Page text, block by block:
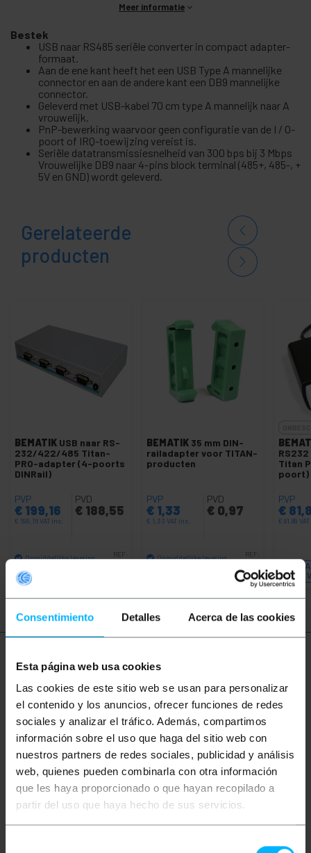
Consentimiento Detalles Acerca de las cookies
Esta página web usa cookies
Las cookies de este sitio web se usan para personalizar
el contenido y los anuncios, ofrecer funciones de redes
sociales y analizar el tráfico. Además, compartimos
información sobre el uso que haga del sitio web con
nuestros partners de redes sociales, publicidad y análisis
web, quienes pueden combinarla con otra información
que les haya proporcionado o que hayan recopilado a
partir del uso que haya hecho de sus servicios.
Meer informatie
Bestek
USB naar RS485 seriële converter in compact adapter-
formaat.
Aan de ene kant heeft het een USB Type A mannelijke
connector en aan de andere kant een DB9 mannelijke
connector.
Geleverd met USB-kabel 70 cm type A mannelijk naar A
vrouwelijk.
PnP-bewerking waarvoor geen configuratie van de I / O-
poort of IRQ-toewijzing vereist is.
Seriële datatransmissiesnelheid van 300 bps bij 3 Mbps
Vrouwelijke DB9 naar 4-pins block terminal (485+, 485-, +
5V en GND) wordt geleverd.
Gerelateerde
producten
BEMATIK USB naar RS-
232/422/485 Titan-
PRO-adapter (4-poorts
DINRail)
PVP
€ 199,16
€ 199,16VAT inc.
PVD
€188,55
Onmiddellijke levering
REF:
BEMATIK 35 mm DIN-
railadapter voor TITAN-
producten
PVP
€ 1,33
€ 1,33 VAT inc.
PVD
€0,97
Onmiddellijke levering
REF:
Titan
poort)
PVP
€
€ 81,89
Meer informatie
Beschrijving
USB naar RS485 seriële converter in compact
adapter-formaat. Aan de ene kant heeft het een USB
Type A mannelijke connector en aan de andere kant
een DB9 mannelijke connector. Geleverd met USB-
kabel 70 cm type A mannelijk naar A vrouwelijk.